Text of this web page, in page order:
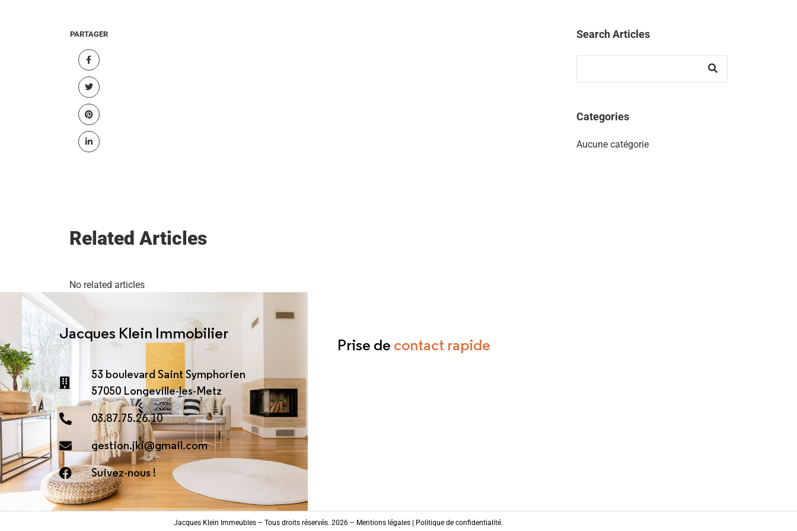
PARTAGER Search Articles
Categories
Aucune catégorie
Related Articles
No related articles
Jacques Klein Immobilier
53 boulevard Saint Symphorien
57050 Longeville-les-Metz
03.87.75.26.10
gestion.jki@gmail.com
Suivez-nous !
Prise de contact rapide
Jacques Klein Immeubles – Tous droits réservés. 2026 – Mentions légales| Politique de confidentialité.